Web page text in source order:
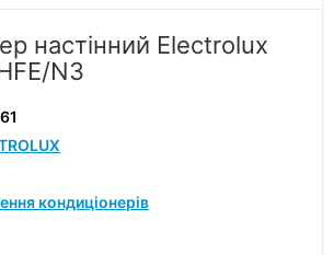
настінний Electrolux
N3
кондиціонерів